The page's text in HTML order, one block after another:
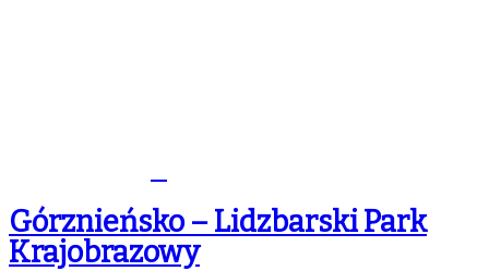
Górznieńsko – Lidzbarski Park
Krajobrazowy